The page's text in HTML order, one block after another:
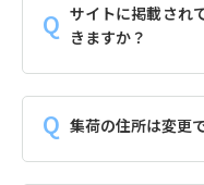
サイトに掲載され
きますか？
集荷の住所は変更